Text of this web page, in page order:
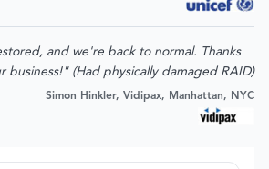
and we're back to normal. Thanks
business!" (Had physically damaged RAID)
Simon Hinkler, Vidipax, Manhattan, NYC